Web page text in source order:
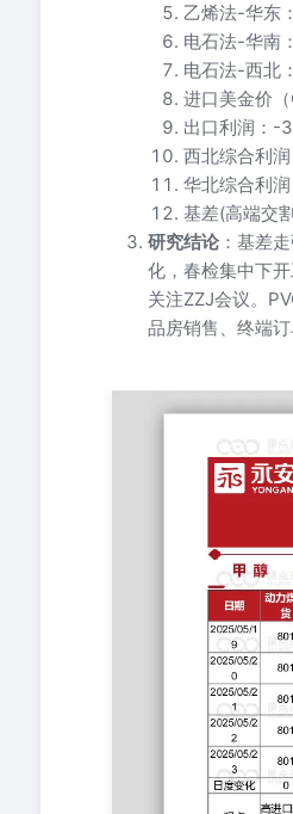
乙烯法-华东
电石法-华南
电石法-西北
进口美金价
出口利润：-
西北综合利
华北综合利
基差(高端交
研究结论：基差
化，春检集中下
关注ZZJ会议。
品房销售、终端订
-838 2025/05/2 0 801
75 40 -856 2025/05/2 2
328 75 50 -818 日度变
朗降开工，非伊增量，
好定方向，估值低，
期货 基差 两油库存 仓单
855 917 -31 7222 40 82
7800 855 917 -84 7159
0 0 -74 0 0 0 观点 聚乙
性，05基差华北+300
其他价差震荡，LD走
投产落地情况。 PP 日
库存 仓单 2025/05/ 19
1045 -13 7047 80 82
7060 7396 870 1090 -21